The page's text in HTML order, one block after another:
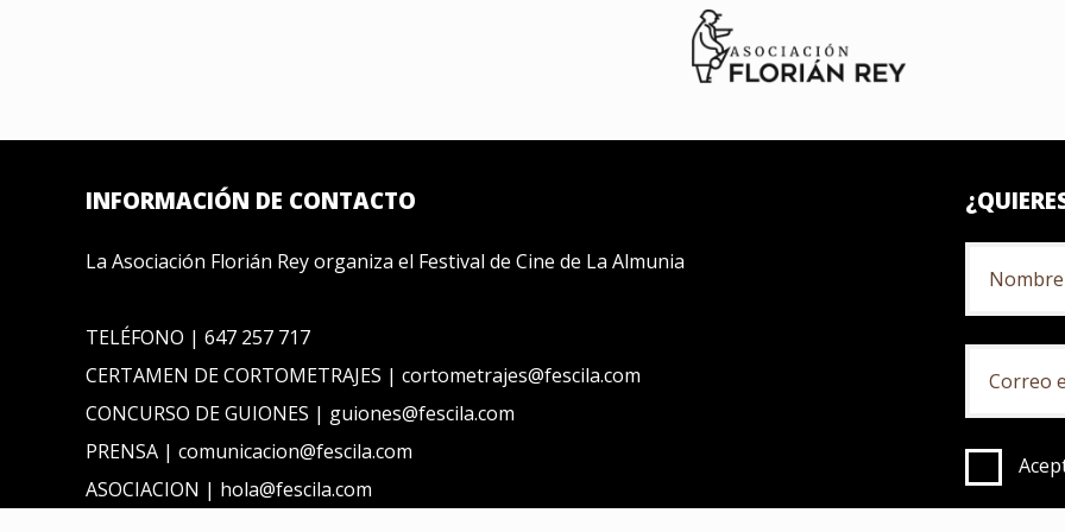
INFORMACIÓN DE CONTACTO
La Asociación Florián Rey organiza el Festival de Cine de La Almunia
TELÉFONO | 647 257 717
CERTAMEN DE CORTOMETRAJES | cortometrajes@fescila.com
CONCURSO DE GUIONES | guiones@fescila.com
PRENSA | comunicacion@fescila.com
ASOCIACION | hola@fescila.com